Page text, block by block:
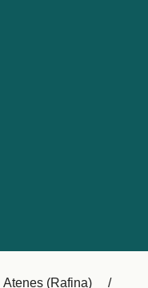
Belgique (FR)
Deutschland
Atenes (Rafina)